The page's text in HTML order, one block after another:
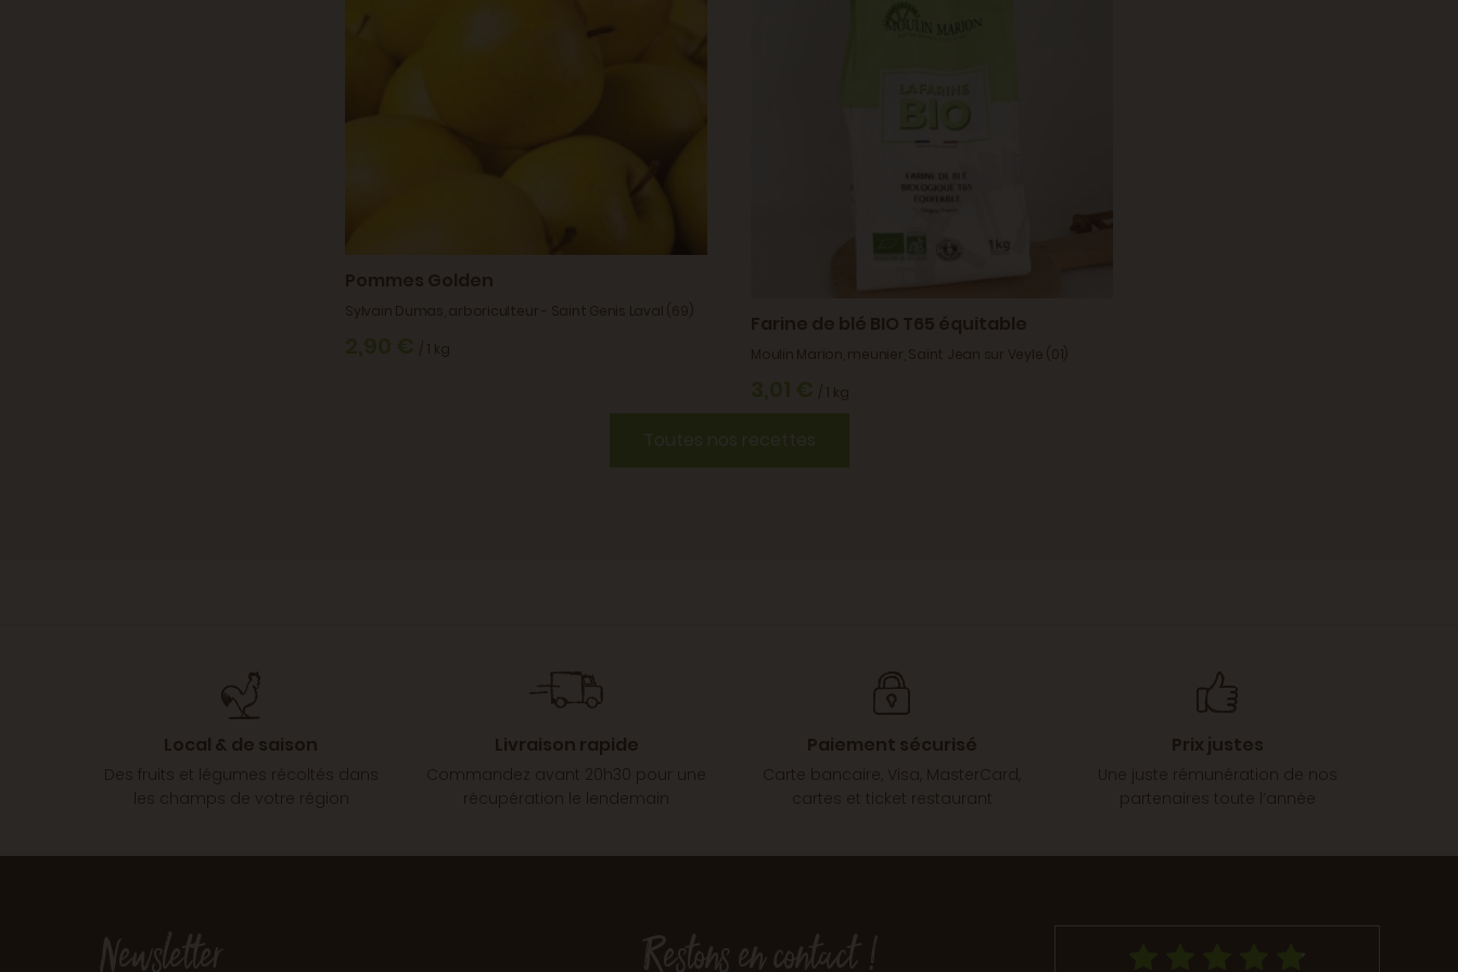
Toutes nos recettes
Local & de saison
Des fruits et légumes récoltés dans
les champs de votre région
Livraison rapide
Commandez avant 20h30 pour une
récupération le lendemain
Paiement sécurisé
Carte bancaire, Visa, MasterCard,
cartes et ticket restaurant
Prix justes
Une juste rémunération de nos
partenaires toute l’année
Newsletter Restons en contact !